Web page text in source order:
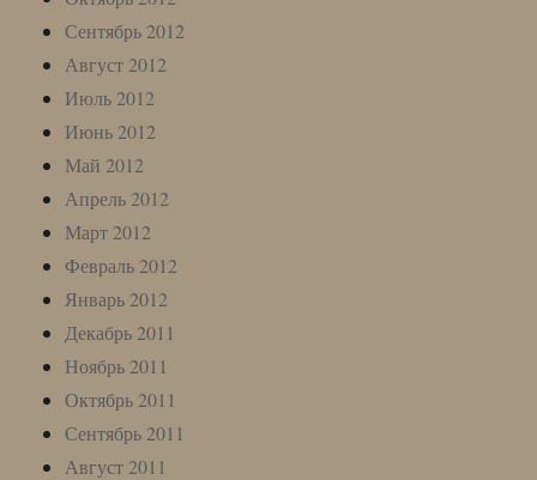
Сентябрь 2012
Август 2012
Июль 2012
Июнь 2012
Май 2012
Апрель 2012
Март 2012
Февраль 2012
Январь 2012
Декабрь 2011
Ноябрь 2011
Октябрь 2011
Сентябрь 2011
Август 2011